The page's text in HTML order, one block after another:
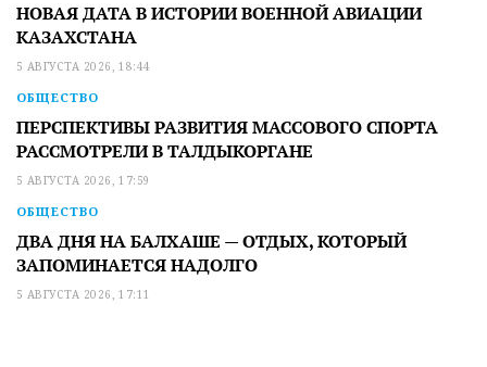
НОВАЯ ДАТА В ИСТОРИИ ВОЕННОЙ АВИАЦИИ
КАЗАХСТАНА
5 АВГУСТА 2026, 18:44
ОБЩЕСТВО
ПЕРСПЕКТИВЫ РАЗВИТИЯ МАССОВОГО СПОРТА
РАССМОТРЕЛИ В ТАЛДЫКОРГАНЕ
5 АВГУСТА 2026, 17:59
ОБЩЕСТВО
ДВА ДНЯ НА БАЛХАШЕ — ОТДЫХ, КОТОРЫЙ
ЗАПОМИНАЕТСЯ НАДОЛГО
5 АВГУСТА 2026, 17:11